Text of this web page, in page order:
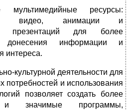
мультимедийные ресурсы:
видео, анимации и
презентаций для более
донесения информации и
интереса.
культурной деятельности для
потребностей и использования
позволяет создать более
и значимые программы,